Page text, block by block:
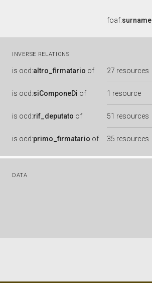
foaf:surname
INVERSE RELATIONS
is ocd:altro_firmatario of 27 resources
is ocd:siComponeDi of 1 resource
is ocd:rif_deputato of 51 resources
is ocd:primo_firmatario of 35 resources
DATA